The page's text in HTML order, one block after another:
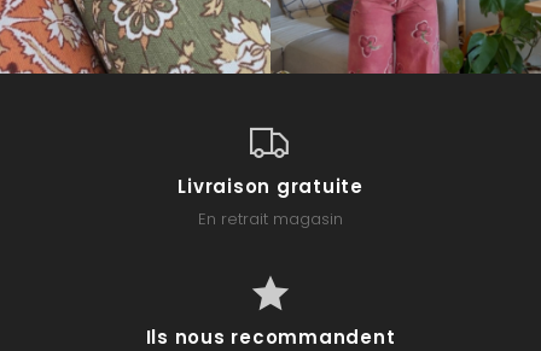
Livraison gratuite
En retrait magasin
Ils nous recommandent